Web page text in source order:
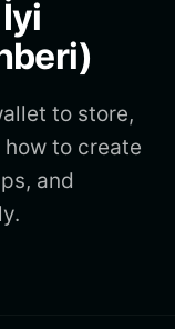
to store,
how to create
and